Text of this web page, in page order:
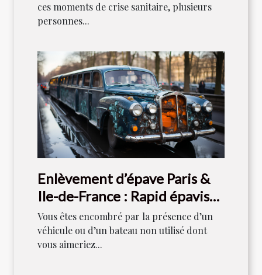
ces moments de crise sanitaire, plusieurs
personnes...
Enlèvement d’épave Paris &
Ile-de-France : Rapid épaviste
est votre référence
Vous êtes encombré par la présence d’un
véhicule ou d’un bateau non utilisé dont
vous aimeriez...